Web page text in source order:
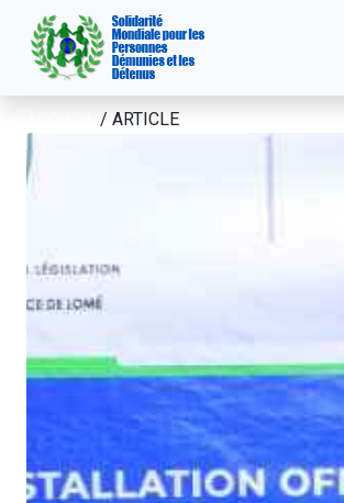
/ ARTICLE